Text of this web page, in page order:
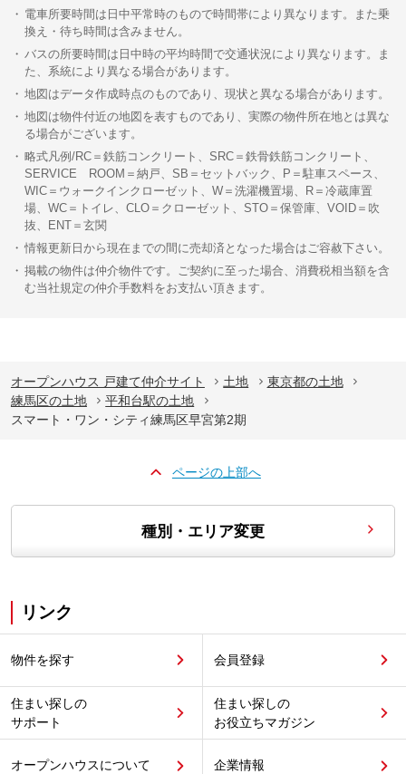
電車所要時間は日中平常時のもので時間帯により異なります。また乗
換え・待ち時間は含みません。
バスの所要時間は日中時の平均時間で交通状況により異なります。ま
た、系統により異なる場合があります。
地図はデータ作成時点のものであり、現状と異なる場合があります。
地図は物件付近の地図を表すものであり、実際の物件所在地とは異な
る場合がございます。
略式凡例/RC＝鉄筋コンクリート、SRC＝鉄骨鉄筋コンクリート、
SERVICE ROOM＝納戸、SB＝セットバック、P＝駐車スペース、
WIC＝ウォークインクローゼット、W＝洗濯機置場、R＝冷蔵庫置
場、WC＝トイレ、CLO＝クローゼット、STO＝保管庫、VOID＝吹
抜、ENT＝玄関
情報更新日から現在までの間に売却済となった場合はご容赦下さい。
掲載の物件は仲介物件です。ご契約に至った場合、消費税相当額を含
む当社規定の仲介手数料をお支払い頂きます。
オープンハウス 戸建て仲介サイト 土地
東京都の土地
練馬区の土地
平和台駅の土地
スマート・ワン・シティ練馬区早宮第2期
ページの上部へ
種別・エリア変更
リンク
物件を探す 会員登録
住まい探しの
サポート
住まい探しの
お役立ちマガジン
オープンハウスについて 企業情報